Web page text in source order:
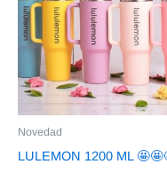
Novedad
LULEMON 1200 ML